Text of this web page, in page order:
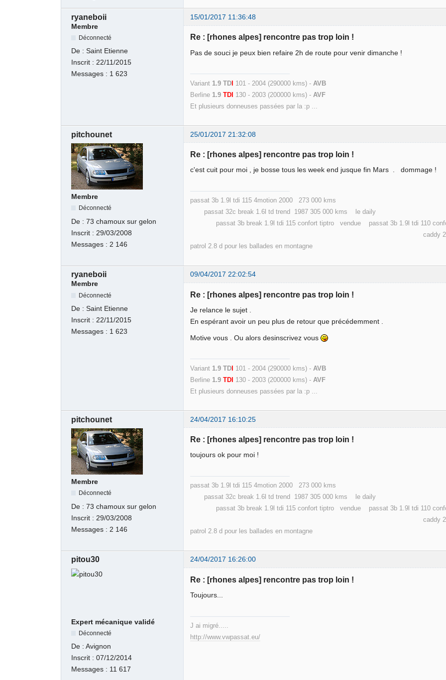
ryaneboii
15/01/2017 11:36:48
Membre
Déconnecté
De :Saint Etienne
Inscrit :22/11/2015
Messages : 1 623
Re : [rhones alpes] rencontre pas trop loin !
Pas de souci je peux bien refaire 2h de route pour venir dimanche !
Variant 1.9 TDI 101 - 2004 (290000 kms) - AVB
Berline 1.9TDI 130 - 2003 (200000 kms) - AVF
Et plusieurs donneuses passées par la :p ...
pitchounet 25/01/2017 21:32:08
Membre
Déconnecté
De :73 chamoux sur gelon
Inscrit : 29/03/2008
Messages : 2 146
Re : [rhones alpes] rencontre pas trop loin !
c'est cuit pour moi , je bosse tous les week end jusque fin Mars . dommage !
passat 3b 1.9l tdi 115 4motion 2000 273 000 kms
passat 32c break 1.6l td trend 1987 305 000 kms le daily
passat 3b break 1.9l tdi 115 confort tiptro vendue passat
caddy 2 maxi life 7 pl 110 000
patrol 2.8 d pour les ballades en montagne
ryaneboii
09/04/2017 22:02:54
Membre
Déconnecté
De :Saint Etienne
Inscrit : 22/11/2015
Messages : 1 623
Re : [rhones alpes] rencontre pas trop loin !
Je relance le sujet .
En espérant avoir un peu plus de retour que précédemment .
Motive vous . Ou alors desinscrivez vous
Variant 1.9 TDI 101 - 2004 (290000 kms) - AVB
Berline 1.9TDI 130 - 2003 (200000 kms) - AVF
Et plusieurs donneuses passées par la :p ...
pitchounet 24/04/2017 16:10:25
Membre
Déconnecté
De :73 chamoux sur gelon
Inscrit : 29/03/2008
Messages : 2 146
Re : [rhones alpes] rencontre pas trop loin !
toujours ok pour moi !
passat 3b 1.9l tdi 115 4motion 2000 273 000 kms
passat 32c break 1.6l td trend 1987 305 000 kms le daily
passat 3b break 1.9l tdi 115 confort tiptro vendue passat
caddy 2 maxi life 7 pl 110 000
patrol 2.8 d pour les ballades en montagne
pitou30 24/04/2017 16:26:00
Expert mécanique validé
Déconnecté
De :Avignon
Inscrit :07/12/2014
Messages : 11 617
Re : [rhones alpes] rencontre pas trop loin !
Toujours...
J ai migré.....
http://www.vwpassat.eu/